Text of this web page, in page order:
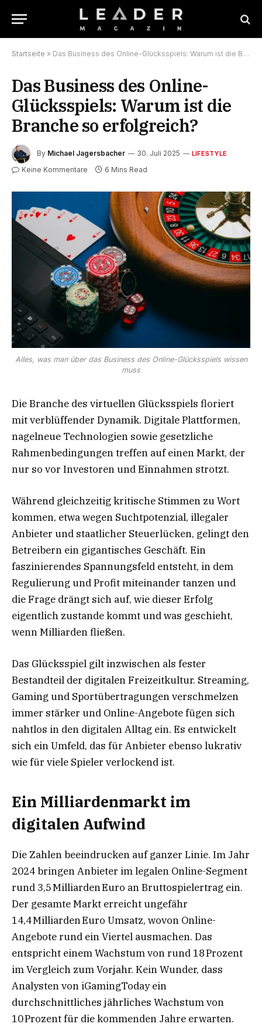
Startseite » Das Business des Online-Glücksspiels: Warum ist die Branche so erfolgreich?
Das Business des Online-
Glücksspiels: Warum ist die
Branche so erfolgreich?
By Michael Jagersbacher 30. Juli 2025 LIFESTYLE
Keine Kommentare 6 Mins Read
Alles, was man über das Business des Online-Glücksspiels wissen
muss
Die Branche des virtuellen Glücksspiels floriert
mit verblüffender Dynamik. Digitale Plattformen,
nagelneue Technologien sowie gesetzliche
Rahmenbedingungen treffen auf einen Markt, der
nur so vor Investoren und Einnahmen strotzt.
Während gleichzeitig kritische Stimmen zu Wort
kommen, etwa wegen Suchtpotenzial, illegaler
Anbieter und staatlicher Steuerlücken, gelingt den
Betreibern ein gigantisches Geschäft. Ein
faszinierendes Spannungsfeld entsteht, in dem
Regulierung und Profit miteinander tanzen und
die Frage drängt sich auf, wie dieser Erfolg
eigentlich zustande kommt und was geschieht,
wenn Milliarden fließen.
Das Glücksspiel gilt inzwischen als fester
Bestandteil der digitalen Freizeitkultur. Streaming,
Gaming und Sportübertragungen verschmelzen
immer stärker und Online-Angebote fügen sich
nahtlos in den digitalen Alltag ein. Es entwickelt
sich ein Umfeld, das für Anbieter ebenso lukrativ
wie für viele Spieler verlockend ist.
Ein Milliardenmarkt im
digitalen Aufwind
Die Zahlen beeindrucken auf ganzer Linie. Im Jahr
2024 bringen Anbieter im legalen Online-Segment
rund 3,5 Milliarden Euro an Bruttospielertrag ein.
Der gesamte Markt erreicht ungefähr
14,4 Milliarden Euro Umsatz, wovon Online-
Angebote rund ein Viertel ausmachen. Das
entspricht einem Wachstum von rund 18 Prozent
im Vergleich zum Vorjahr. Kein Wunder, dass
Analysten von iGamingToday ein
durchschnittliches jährliches Wachstum von
10 Prozent für die kommenden Jahre erwarten.